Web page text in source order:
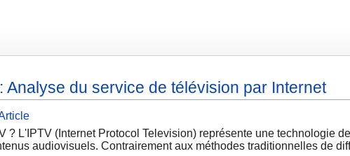
Analyse du service de télévision par Internet
? L'IPTV (Internet Protocol Television) représente une technologie
audiovisuels. Contrairement aux méthodes traditionnelles de